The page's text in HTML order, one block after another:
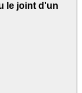
le joint d'un